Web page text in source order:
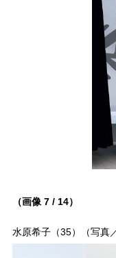
（画像 7 / 14）
水原希子（35）（写真